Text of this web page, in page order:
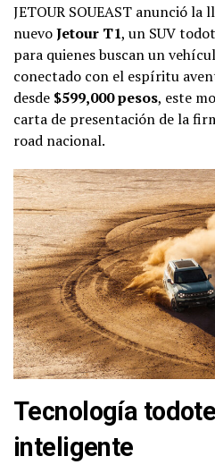
JETOUR SOUEAST anunció la
nuevoJetour T1, un SUV
para quienes buscan un
conectado con el espíritu
desde $599,000 pesos, este
carta de presentación de la
road nacional.
Tecnología
inteligente